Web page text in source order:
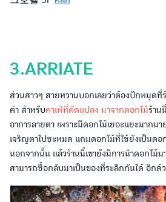
3.ARRIATE
ส่วนสาวๆ สายหวานบอกเลยว่าต้องปักหมุดที่ร้
ค่า สำหรับคาเฟ่ที่ดัดแปลง มาจากดอกไม้ร้าน
อาการลายตา เพราะมีดอกไม้เยอะแยะมากม
เจริญตาไปซะหมด แถมดอกไม้ที่ใช้ยังเป็นด
นอกจากนั้น แล้วร้านนี้เขายังมีการนำดอกไม้ม
สามารถซื้อกลับมาเป็นของที่ระลึกกันได้ อีกด้